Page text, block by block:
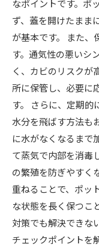
なポイントです。ポ
ず、蓋を開けたまま
が基本です。 また、
す。通気性の悪いシ
く、カビのリスクが
所に保管し、必要に
す。 さらに、定期
水分を飛ばす方法も
に水がなくなるまで
て蒸気で内部を消毒
の繁殖を防ぎやすく
重ねることで、ポッ
な状態を長く保つこ
対策でも解決できな
チェックポイントを